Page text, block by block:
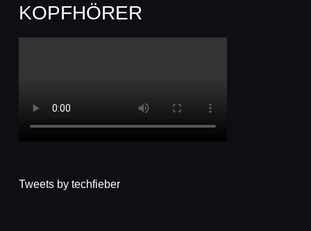
KOPFHÖRER
Tweets by techfieber